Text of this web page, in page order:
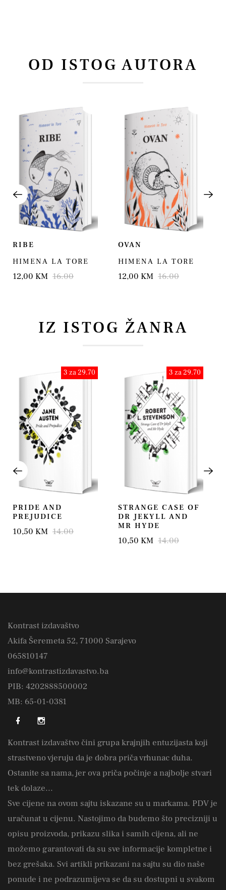
OD ISTOG AUTORA
RIBE
HIMENA LA TORE
12,00 KM 16.00
OVAN
HIMENA LA TORE
12,00 KM 16.00
IZ ISTOG ŽANRA
3 za 29.70
PRIDE AND
PREJUDICE
10,50 KM 14.00
3 za 29.70
STRANGE CASE OF
DR JEKYLL AND
MR HYDE
10,50 KM 14.00
Kontrast izdavaštvo
Akifa Šeremeta 52, 71000 Sarajevo
065810147
info@kontrastizdavastvo.ba
PIB: 4202888500002
MB: 65-01-0381
Kontrast izdavaštvo čini grupa krajnjih entuzijasta koji
strastveno vjeruju da je dobra priča vrhunac duha.
Ostanite sa nama, jer ova priča počinje a najbolje stvari
tek dolaze...
Sve cijene na ovom sajtu iskazane su u markama. PDV je
uračunat u cijenu. Nastojimo da budemo što precizniji u
opisu proizvoda, prikazu slika i samih cijena, ali ne
možemo garantovati da su sve informacije kompletne i
bez grešaka. Svi artikli prikazani na sajtu su dio naše
ponude i ne podrazumijeva se da su dostupni u svakom